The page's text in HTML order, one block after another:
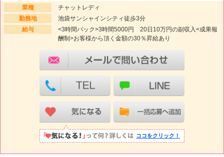
業種
チャットレディ
勤務地
池袋サンシャインシティ徒歩3分
給与
<3時間パック>3時間5000円 20日10万円の副収入<成果報
酬制>お客様から頂く金額の30％昇給あり
ココをクリック！